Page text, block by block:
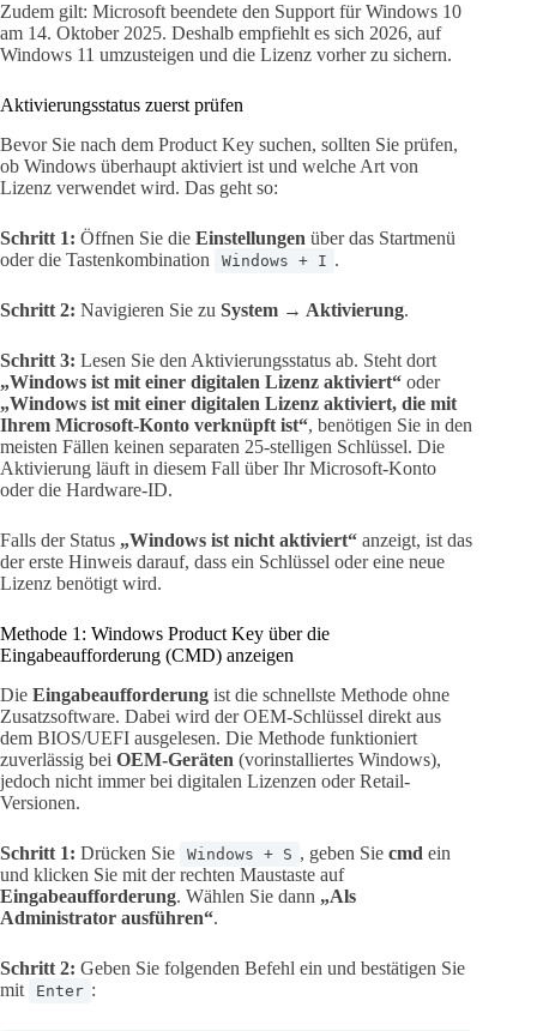
Zudem gilt: Microsoft beendete den Support für Windows 10
am 14. Oktober 2025. Deshalb empfiehlt es sich 2026, auf
Windows 11 umzusteigen und die Lizenz vorher zu sichern.
Aktivierungsstatus zuerst prüfen
Bevor Sie nach dem Product Key suchen, sollten Sie prüfen,
ob Windows überhaupt aktiviert ist und welche Art von
Lizenz verwendet wird. Das geht so:
Schritt 1: Öffnen Sie die Einstellungen über das Startmenü
oder die Tastenkombination
Windows + I .
Schritt 2: Navigieren Sie zu System → Aktivierung.
Schritt 3: Lesen Sie den Aktivierungsstatus ab. Steht dort
„Windows ist mit einer digitalen Lizenz aktiviert“ oder
„Windows ist mit einer digitalen Lizenz aktiviert, die mit
Ihrem Microsoft-Konto verknüpft ist“, benötigen Sie in den
meisten Fällen keinen separaten 25-stelligen Schlüssel. Die
Aktivierung läuft in diesem Fall über Ihr Microsoft-Konto
oder die Hardware-ID.
Falls der Status „Windows ist nicht aktiviert“ anzeigt, ist das
der erste Hinweis darauf, dass ein Schlüssel oder eine neue
Lizenz benötigt wird.
Methode 1: Windows Product Key über die
Eingabeaufforderung (CMD) anzeigen
Die Eingabeaufforderung ist die schnellste Methode ohne
Zusatzsoftware. Dabei wird der OEM-Schlüssel direkt aus
dem BIOS/UEFI ausgelesen. Die Methode funktioniert
zuverlässig bei OEM-Geräten (vorinstalliertes Windows),
jedoch nicht immer bei digitalen Lizenzen oder Retail-
Versionen.
Schritt 1: Drücken Sie Windows + S , geben Sie cmd ein
und klicken Sie mit der rechten Maustaste auf
Eingabeaufforderung. Wählen Sie dann „Als
Administrator ausführen“.
Schritt 2: Geben Sie folgenden Befehl ein und bestätigen Sie
mit
Enter :